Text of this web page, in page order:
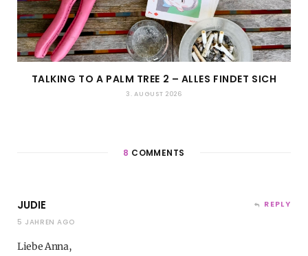
TALKING TO A PALM TREE 2 – ALLES FINDET SICH
3. AUGUST 2026
8 COMMENTS
JUDIE
5 JAHREN AGO
REPLY
Liebe Anna,